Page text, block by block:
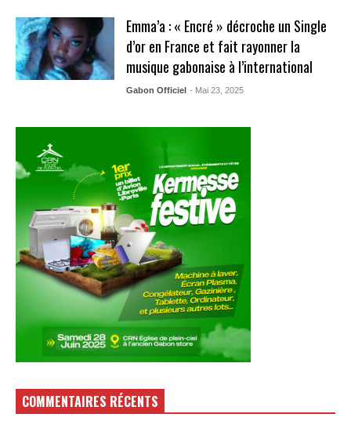
Emma’a : « Encré » décroche un Single
d’or en France et fait rayonner la
musique gabonaise à l’international
Gabon Officiel - Mai 23, 2025
COMMENTAIRES RÉCENTS